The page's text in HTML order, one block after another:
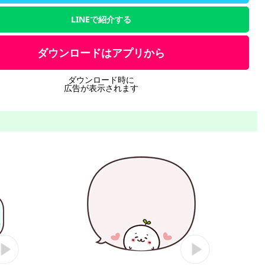
LINEで紹介する
ダウンロードはアプリから
ダウンロード時に
広告が表示されます